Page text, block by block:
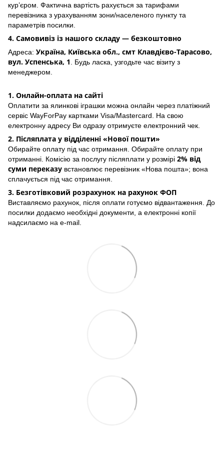
кур’єром. Фактична вартість рахується за тарифами
перевізника з урахуванням зони/населеного пункту та
параметрів посилки.
4. Самовивіз із нашого складу — безкоштовно
Адреса: Україна, Київська обл., смт Клавдієво-Тарасово,
вул. Успенська, 1
. Будь ласка, узгодьте час візиту з
менеджером.
1. Онлайн-оплата на сайті
Оплатити за ялинкові іграшки можна онлайн через платіжний
сервіс WayForPay картками Visa/Mastercard. На свою
електронну адресу Ви одразу отримуєте електронний чек.
2. Післяплата у відділенні «Нової пошти»
Обирайте оплату під час отримання. Обирайте оплату при
отриманні. Комісію за послугу післяплати у розмірі 2% від
суми переказу встановлює перевізник «Нова пошта»; вона
сплачується під час отримання.
3. Безготівковий розрахунок на рахунок ФОП
Виставляємо рахунок, після оплати готуємо відвантаження. До
посилки додаємо необхідні документи, а електронні копії
надсилаємо на e-mail.